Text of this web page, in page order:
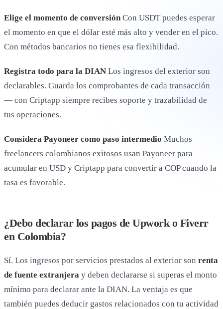
Elige el momento de conversiónCon USDT puedes esperar
el momento en que el dólar esté más alto y vender en el pico.
Con métodos bancarios no tienes esa flexibilidad.
Registra todo para la DIAN Los ingresos del exterior son
declarables. Guarda los comprobantes de cada transacción
— con Criptapp siempre recibes soporte y trazabilidad de
tus operaciones.
Considera Payoneer como paso intermedio Muchos
freelancers colombianos exitosos usan Payoneer para
acumular en USD y Criptapp para convertir a COP cuando la
tasa es favorable.
¿Debo declarar los pagos de Upwork o Fiverr
en Colombia?
Sí. Los ingresos por servicios prestados al exterior son renta
de fuente extranjera y deben declararse si superas el monto
mínimo para declarar ante la DIAN. La ventaja es que
también puedes deducir gastos relacionados con tu actividad